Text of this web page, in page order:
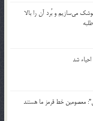
می‌سازیم و بُرد آن را بالا
شد
معصومین خط قرمز ما هستند